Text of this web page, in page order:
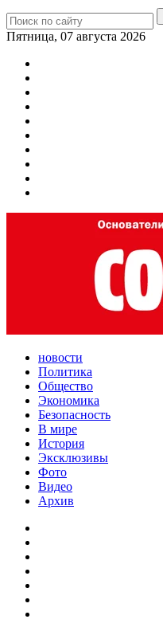
Пятница, 07 августа 2026
новости
Политика
Общество
Экономика
Безопасность
В мире
История
Эксклюзивы
Фото
Видео
Архив